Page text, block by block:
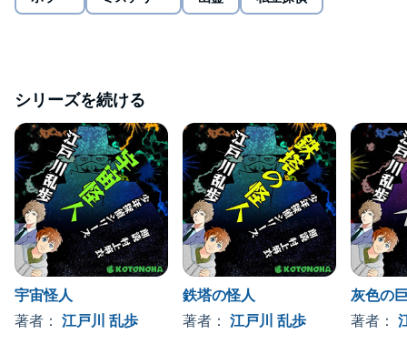
シリーズを続ける
宇宙怪人
著者： 江戸川 乱歩
鉄塔の怪人
著者： 江戸川 乱歩
灰色の
著者：